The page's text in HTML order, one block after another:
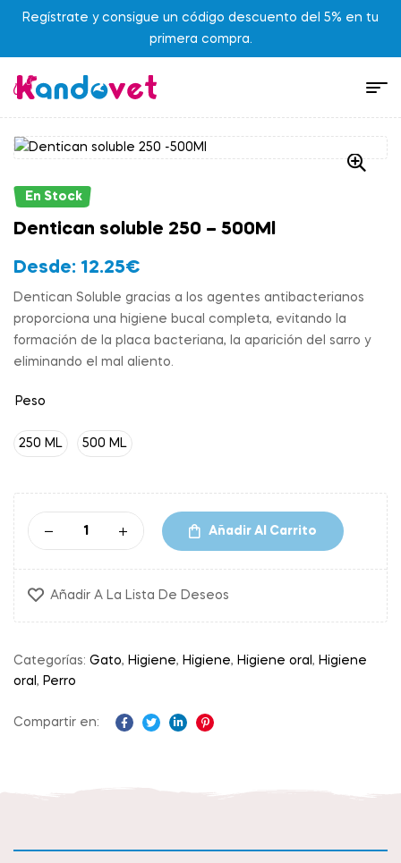
Regístrate y consigue un código descuento del 5% en tu
primera compra.
En Stock
Dentican soluble 250 – 500Ml
Desde: 12.25€
Dentican Soluble gracias a los agentes antibacterianos
proporciona una higiene bucal completa, evitando la
formación de la placa bacteriana, la aparición del sarro y
eliminando el mal aliento.
Peso
250 ML 500 ML
Añadir Al Carrito
Añadir A La Lista De Deseos
Categorías: Gato, Higiene, Higiene, Higiene oral , Higiene
oral , Perro
Compartir en: